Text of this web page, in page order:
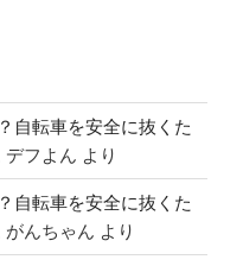
自転車を安全に抜くた
デフよん より
自転車を安全に抜くた
がんちゃん より